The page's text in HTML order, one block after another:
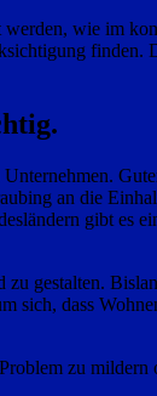
wie im
an die
gibt es
gestalten.
dass
zu